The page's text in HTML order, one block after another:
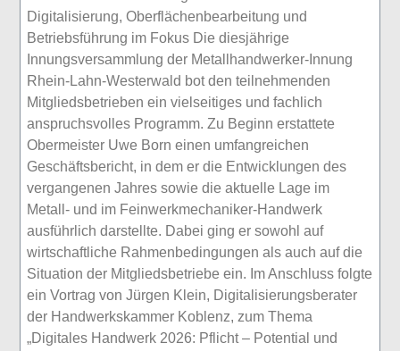
Digitalisierung, Oberflächenbearbeitung und
Betriebsführung im Fokus Die diesjährige
Innungsversammlung der Metallhandwerker-Innung
Rhein-Lahn-Westerwald bot den teilnehmenden
Mitgliedsbetrieben ein vielseitiges und fachlich
anspruchsvolles Programm. Zu Beginn erstattete
Obermeister Uwe Born einen umfangreichen
Geschäftsbericht, in dem er die Entwicklungen des
vergangenen Jahres sowie die aktuelle Lage im
Metall- und im Feinwerkmechaniker-Handwerk
ausführlich darstellte. Dabei ging er sowohl auf
wirtschaftliche Rahmenbedingungen als auch auf die
Situation der Mitgliedsbetriebe ein. Im Anschluss folgte
ein Vortrag von Jürgen Klein, Digitalisierungsberater
der Handwerkskammer Koblenz, zum Thema
„Digitales Handwerk 2026: Pflicht – Potential und